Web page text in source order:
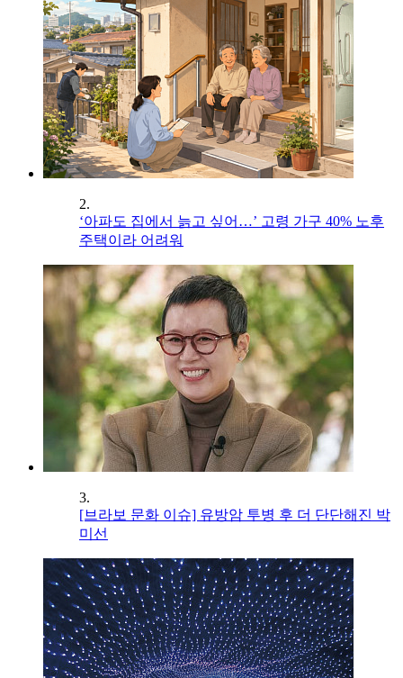
2.
‘아파도 집에서 늙고 싶어…’ 고령 가구 40% 노후
주택이라 어려워
3.
[브라보 문화 이슈] 유방암 투병 후 더 단단해진 박
미선